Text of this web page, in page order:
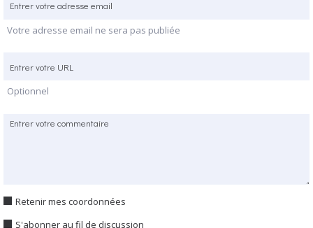
Votre adresse email ne sera pas publiée
Optionnel
Retenir mes coordonnées
S'abonner au fil de discussion